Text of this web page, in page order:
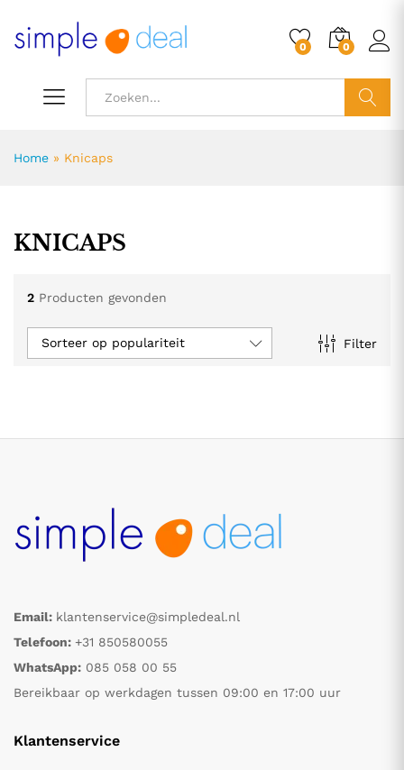
0 0
Home » Knicaps
KNICAPS
2 Producten gevonden
Filter
Sorteer op populariteit
Email: klantenservice@simpledeal.nl
Telefoon: +31 850580055
WhatsApp: 085 058 00 55
Bereikbaar op werkdagen tussen 09:00 en 17:00 uur
Klantenservice